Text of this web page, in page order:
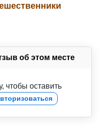
об этом месте
чтобы оставить